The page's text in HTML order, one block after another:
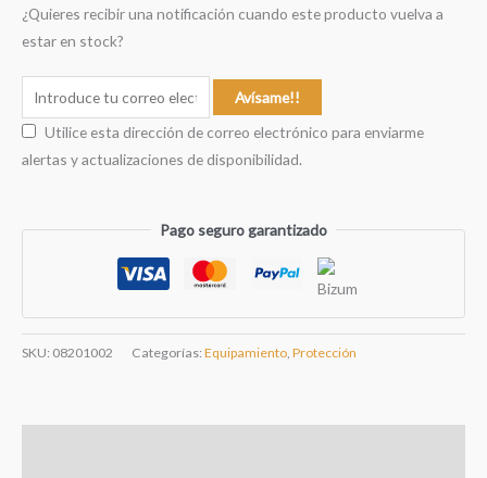
¿Quieres recibir una notificación cuando este producto vuelva a
estar en stock?
Avísame!!
Utilice esta dirección de correo electrónico para enviarme
alertas y actualizaciones de disponibilidad.
Pago seguro garantizado
SKU: 08201002 Categorías: Equipamiento, Protección